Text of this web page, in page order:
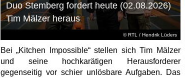
© RTL/ Hendrik Lüders
Duo Stemberg fordert heute (02.08.2026)
Tim Mälzer heraus
Bei „Kitchen Impossible“ stellen sich Tim Mälzer
und seine hochkarätigen Herausforderer
gegenseitig vor schier unlösbare Aufgaben. Das